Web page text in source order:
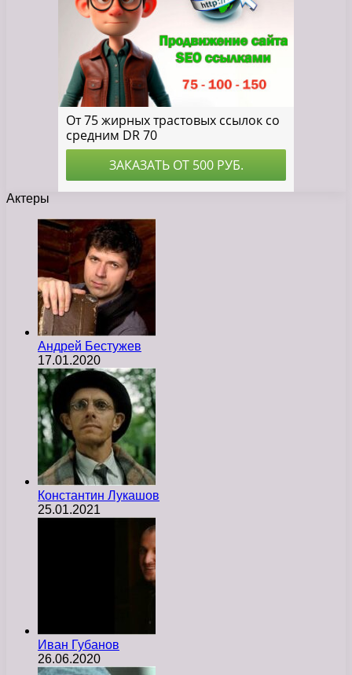
Актеры
Андрей Бестужев
17.01.2020
Константин Лукашов
25.01.2021
Иван Губанов
26.06.2020